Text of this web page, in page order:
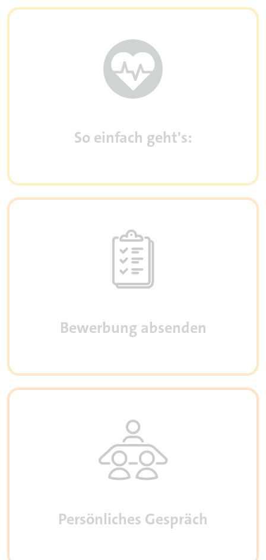
So einfach geht's:
Bewerbung absenden
Persönliches Gespräch